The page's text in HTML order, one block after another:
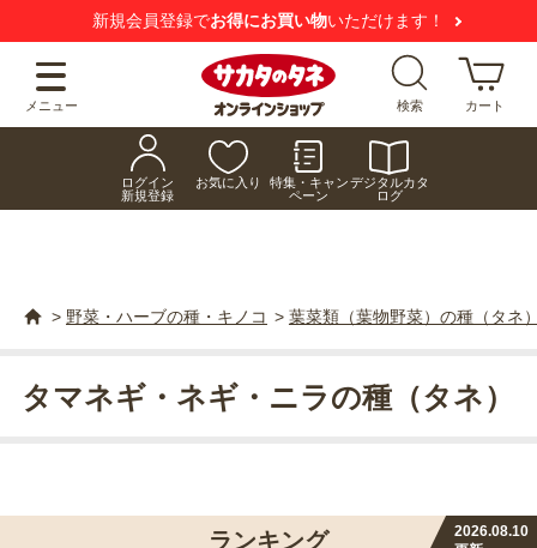
【注意喚起】悪質な偽サイトにご注意ください
メニュー 検索 カート
ログイン
新規登録
お気に入り
特集・キャン
ペーン
デジタルカタ
ログ
> 野菜・ハーブの種・キノコ > 葉菜類（葉物野菜）の種（タネ
タマネギ・ネギ・ニラの種（タネ）
ランキング
2026.08.10